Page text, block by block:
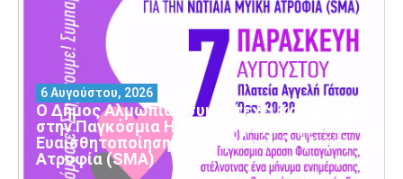
Ο Δήμος Αλμωπίας συμμετέχει και φέτος
στην Παγκόσμια Ημέρα Ενημέρωσης και
Ευαισθητοποίησης για τη Νωτιαία Μυϊκή
Ατροφία (SMA)
6 Αυγούστου, 2026